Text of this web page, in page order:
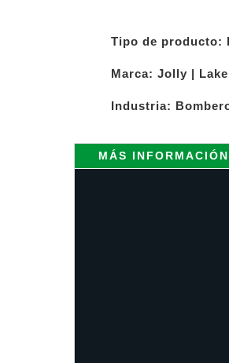
Tipo de producto:
Marca:Jolly |
Industria:
MÁS INFORMACIÓN